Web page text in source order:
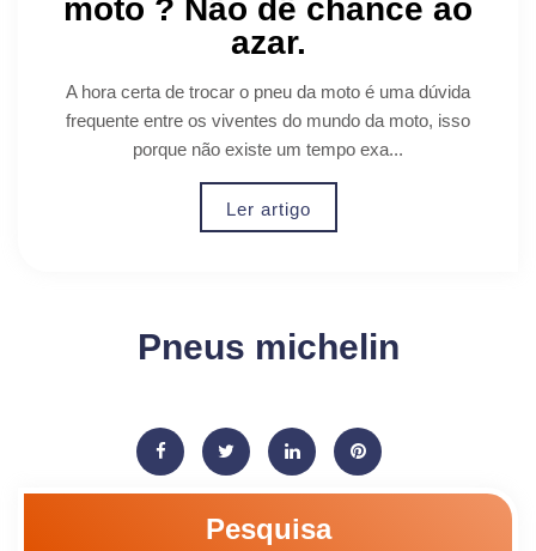
moto ? Não dê chance ao
azar.
A hora certa de trocar o pneu da moto é uma dúvida
frequente entre os viventes do mundo da moto, isso
porque não existe um tempo exa...
Ler artigo
Pneus michelin
Pesquisa